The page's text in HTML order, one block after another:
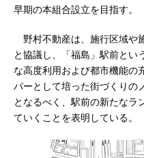
早期の本組合設立を目指す。
野村不動産は、施行区域や
と協議し、「福島」駅前とい
な高度利用および都市機能の
パーとして培った街づくりの
となるべく、駅前の新たなラ
ていくことを表明している。